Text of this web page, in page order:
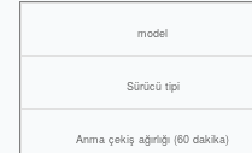
model
Sürücü tipi
Anma çekiş ağırlığı (60 dakika)